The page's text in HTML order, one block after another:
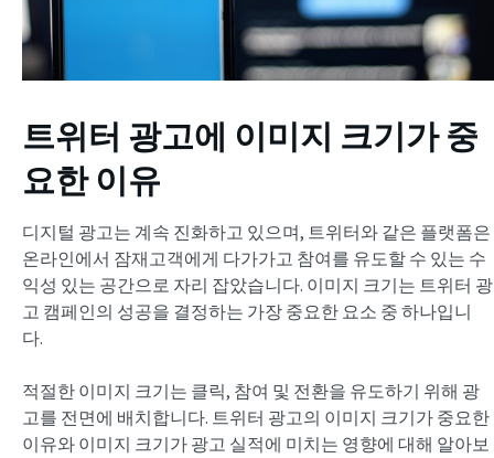
트위터 광고에 이미지 크기가 중
요한 이유
디지털 광고는 계속 진화하고 있으며, 트위터와 같은 플랫폼은
온라인에서 잠재고객에게 다가가고 참여를 유도할 수 있는 수
익성 있는 공간으로 자리 잡았습니다. 이미지 크기는 트위터 광
고 캠페인의 성공을 결정하는 가장 중요한 요소 중 하나입니
다.
적절한 이미지 크기는 클릭, 참여 및 전환을 유도하기 위해 광
고를 전면에 배치합니다. 트위터 광고의 이미지 크기가 중요한
이유와 이미지 크기가 광고 실적에 미치는 영향에 대해 알아보